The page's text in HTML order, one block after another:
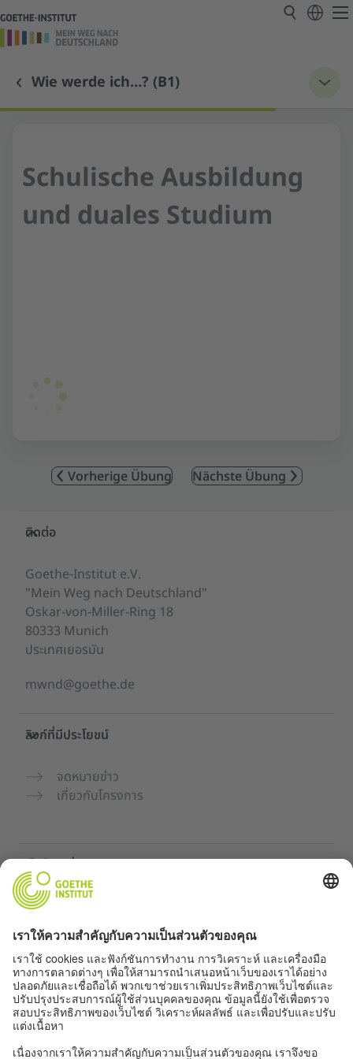
Wie werde ich…? (B1)
Schulische Ausbildung
und duales Studium
Vorherige Übung Nächste Übung
Service- und Informationsbereich
ติดต่อ
Goethe-Institut e.V.
"Mein Weg nach Deutschland"
Oskar-von-Miller-Ring 18
80333 Munich
ประเทศเยอรมัน
mwnd@goethe.de
ลิงก์ที่มีประโยชน์
จดหมายข่าว
เกี่ยวกับโครงการ
เว็บไซต์เพิ่มเติม
ฝึกภาษาเยอรมันฟรี
หลักสูตรภาษาเยอรมันของ Goethe-Institut
พอร์ทัลสำหรับครู “Deutschstunde”
ความเป็นส่วนตัวและการเข้าถึง